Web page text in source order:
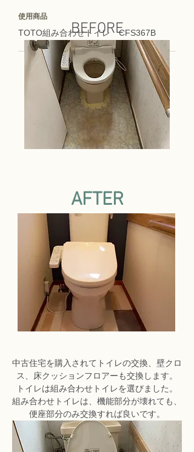
使用商品
TOTO組み合わせトイレ CFS367B
BEFORE
AFTER
中古住宅を購入されてトイレの交換、壁クロ
ス、床クッションフロアーも交換します。
トイレは組み合わせトイレを選びました。
組み合わせトイレは、機能部分が壊れても、
便座部分のみ交換すれば良いです。